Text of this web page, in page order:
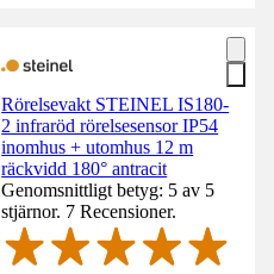
Rörelsevakt STEINEL IS180-
2 infraröd rörelsesensor IP54
inomhus + utomhus 12 m
räckvidd 180° antracit
Genomsnittligt betyg: 5 av 5
stjärnor. 7 Recensioner.